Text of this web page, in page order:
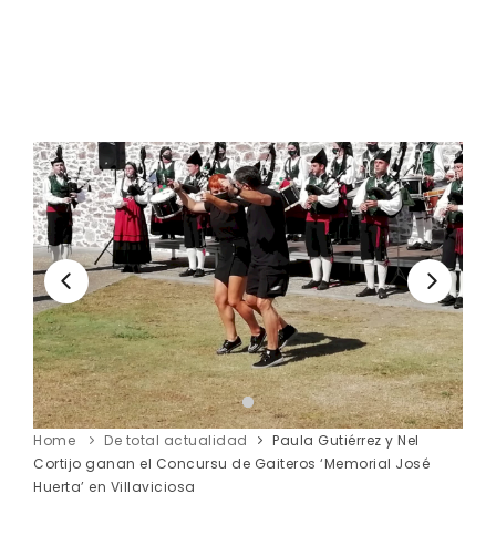
Home De total actualidad
Paula Gutiérrez y Nel
Cortijo ganan el Concursu de Gaiteros ‘Memorial José
Huerta’ en Villaviciosa